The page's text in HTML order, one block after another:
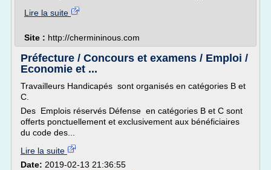
Lire la suite
Site : http://chermininous.com
Préfecture / Concours et examens / Emploi /
Economie et ...
Travailleurs Handicapés sont organisés en catégories B et
C.
Des Emplois réservés Défense en catégories B et C sont
offerts ponctuellement et exclusivement aux bénéficiaires
du code des...
Lire la suite
Date: 2019-02-13 21:36:55